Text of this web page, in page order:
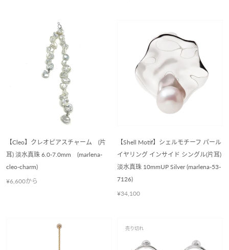
【Cleo】クレオピアスチャーム (片
耳) 淡水真珠 6.0-7.0mm (marlena-
cleo-charm)
¥6,600から
【Shell Motif】シェルモチーフ パール
イヤリング インサイド シングル(片耳)
淡水真珠 10mmUP Silver (marlena-53-
7126)
¥34,100
売り切れ